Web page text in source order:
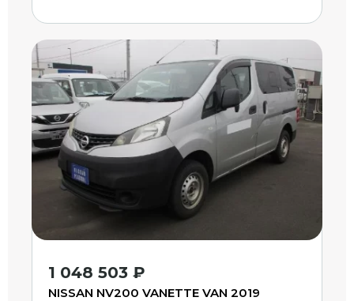
1 048 503 ₽
NISSAN NV200 VANETTE VAN 2019